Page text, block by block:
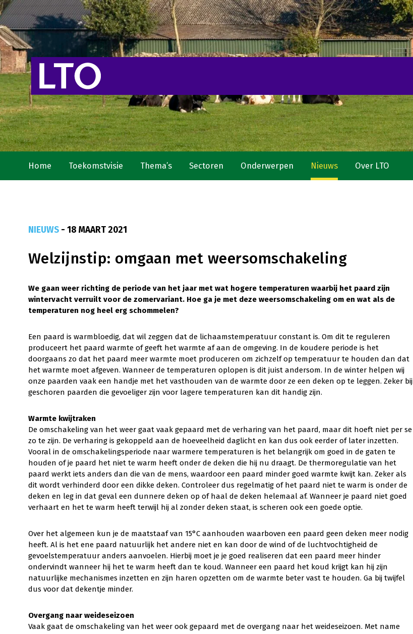
Home Toekomstvisie Thema’s Sectoren Onderwerpen Nieuws Over LTO
NIEUWS- 18 MAART 2021
Welzijnstip: omgaan met weersomschakeling
We gaan weer richting de periode van het jaar met wat hogere temperaturen waarbij het paard zijn
wintervacht verruilt voor de zomervariant. Hoe ga je met deze weersomschakeling om en wat als de
temperaturen nog heel erg schommelen?
Een paard is warmbloedig, dat wil zeggen dat de lichaamstemperatuur constant is. Om dit te reguleren
produceert het paard warmte of geeft het warmte af aan de omgeving. In de koudere periode is het
doorgaans zo dat het paard meer warmte moet produceren om zichzelf op temperatuur te houden dan dat
het warmte moet afgeven. Wanneer de temperaturen oplopen is dit juist andersom. In de winter helpen wij
onze paarden vaak een handje met het vasthouden van de warmte door ze een deken op te leggen. Zeker bij
geschoren paarden die gevoeliger zijn voor lagere temperaturen kan dit handig zijn.
Warmte kwijtraken
De omschakeling van het weer gaat vaak gepaard met de verharing van het paard, maar dit hoeft niet per se
zo te zijn. De verharing is gekoppeld aan de hoeveelheid daglicht en kan dus ook eerder of later inzetten.
Vooral in de omschakelingsperiode naar warmere temperaturen is het belangrijk om goed in de gaten te
houden of je paard het niet te warm heeft onder de deken die hij nu draagt. De thermoregulatie van het
paard werkt iets anders dan die van de mens, waardoor een paard minder goed warmte kwijt kan. Zeker als
dit wordt verhinderd door een dikke deken. Controleer dus regelmatig of het paard niet te warm is onder de
deken en leg in dat geval een dunnere deken op of haal de deken helemaal af. Wanneer je paard niet goed
verhaart en het te warm heeft terwijl hij al zonder deken staat, is scheren ook een goede optie.
Over het algemeen kun je de maatstaaf van 15°C aanhouden waarboven een paard geen deken meer nodig
heeft. Al is het ene paard natuurlijk het andere niet en kan door de wind of de luchtvochtigheid de
gevoelstemperatuur anders aanvoelen. Hierbij moet je je goed realiseren dat een paard meer hinder
ondervindt wanneer hij het te warm heeft dan te koud. Wanneer een paard het koud krijgt kan hij zijn
natuurlijke mechanismes inzetten en zijn haren opzetten om de warmte beter vast te houden. Ga bij twijfel
dus voor dat dekentje minder.
Overgang naar weideseizoen
Vaak gaat de omschakeling van het weer ook gepaard met de overgang naar het weideseizoen. Met name